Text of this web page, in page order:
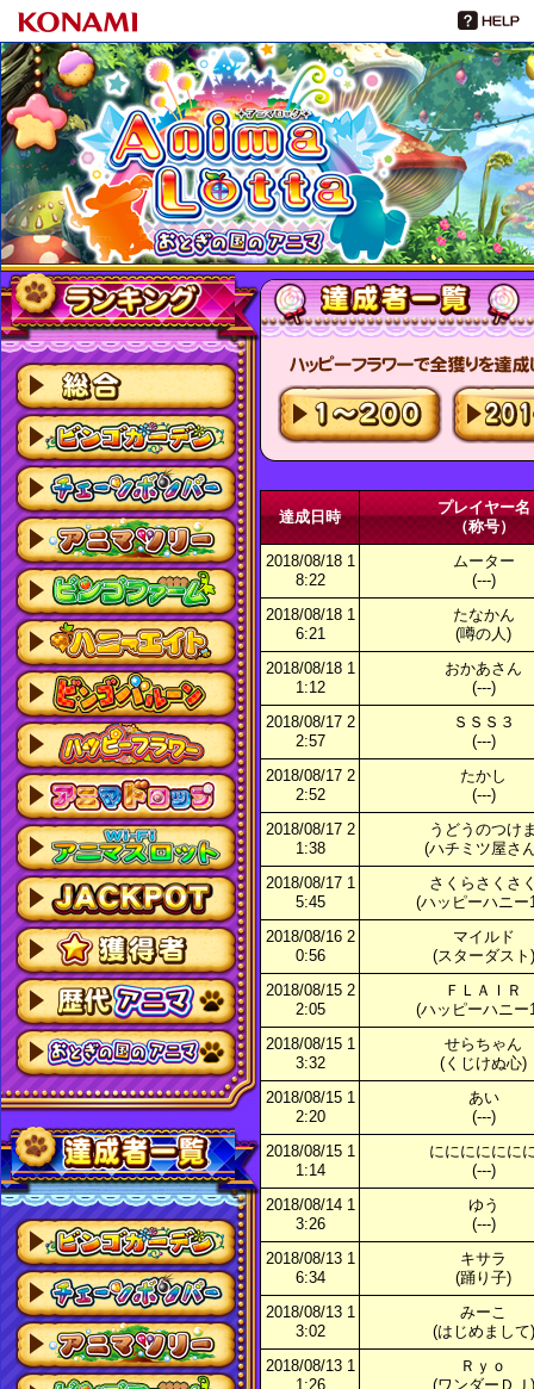
達成日時
プレイヤー名
（称号）
2018/08/18 1
8:22
ムーター
(---)
2018/08/18 1
6:21
たなかん
(噂の人)
2018/08/18 1
1:12
おかあさん
(---)
2018/08/17 2
2:57
ＳＳＳ３
(---)
2018/08/17 2
2:52
たかし
(---)
2018/08/17 2
1:38
うどうのつけ
(ハチミツ屋さ
2018/08/17 1
5:45
さくらさくさ
(ハッピーハニー
2018/08/16 2
0:56
マイルド
(スターダスト)
2018/08/15 2
2:05
ＦＬＡＩＲ
(ハッピーハニー
2018/08/15 1
3:32
せらちゃん
(くじけぬ心)
2018/08/15 1
2:20
あい
(---)
2018/08/15 1
1:14
にににににに
(---)
2018/08/14 1
3:26
ゆう
(---)
2018/08/13 1
6:34
キサラ
(踊り子)
2018/08/13 1
3:02
みーこ
(はじめまして)
2018/08/13 1
1:26
Ｒｙｏ
(ワンダーＤＪ)